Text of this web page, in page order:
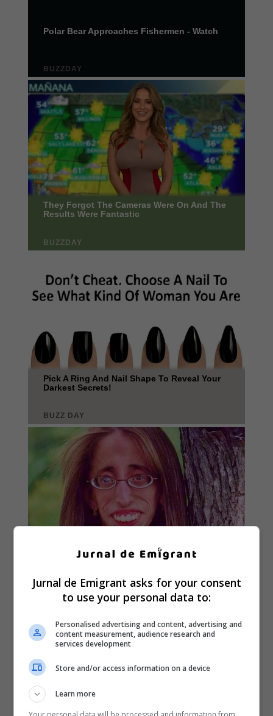
Jurnal de Emigrant asks for your consent
to use your personal data to:
Personalised advertising and content, advertising and
content measurement, audience research and
services development
Store and/or access information on a device
Learn more